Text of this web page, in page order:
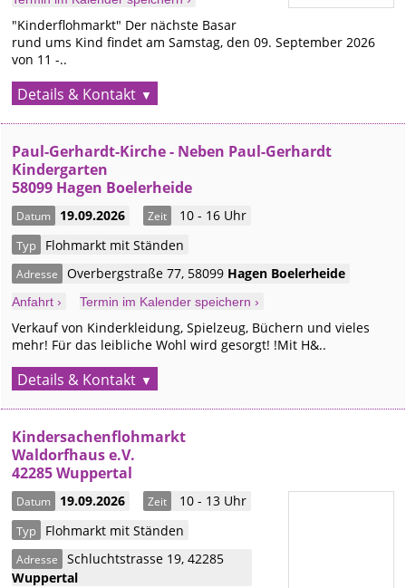
"Kinderflohmarkt" Der nächste Basar
rund ums Kind findet am Samstag, den 09. September 2026
von 11 -..
Details & Kontakt
Paul-Gerhardt-Kirche - Neben Paul-Gerhardt
Kindergarten
58099 Hagen Boelerheide
Datum 19.09.2026 Zeit 10 - 16 Uhr
Typ Flohmarkt mit Ständen
Adresse Overbergstraße 77, 58099 Hagen Boelerheide
Anfahrt › Termin im Kalender speichern ›
Verkauf von Kinderkleidung, Spielzeug, Büchern und vieles
mehr! Für das leibliche Wohl wird gesorgt! !Mit H&..
Details & Kontakt
Kindersachenflohmarkt
Waldorfhaus e.V.
42285 Wuppertal
Datum 19.09.2026 Zeit 10 - 13 Uhr
Typ Flohmarkt mit Ständen
Adresse Schluchtstrasse 19,42285
Wuppertal